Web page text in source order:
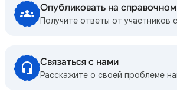
Опубликовать на
Получите ответы от участников
Связаться с нами
Расскажите о своей проблеме